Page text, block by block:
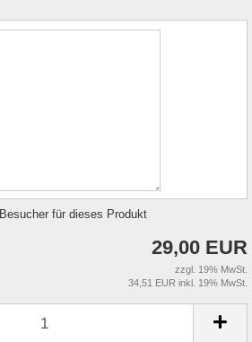
Besucher für dieses Produkt
29,00 EUR
zzgl. 19% MwSt.
34,51 EUR inkl. 19% MwSt.